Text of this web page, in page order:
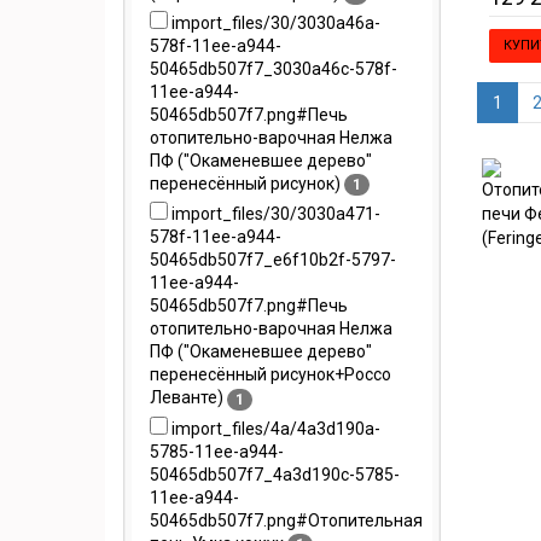
import_files/30/3030a46a-
578f-11ee-a944-
50465db507f7_3030a46c-578f-
11ee-a944-
50465db507f7.png#Печь
отопительно-варочная Нелжа
ПФ ("Окаменевшее дерево"
перенесённый рисунок)
1
import_files/30/3030a471-
578f-11ee-a944-
50465db507f7_e6f10b2f-5797-
11ee-a944-
50465db507f7.png#Печь
отопительно-варочная Нелжа
ПФ ("Окаменевшее дерево"
перенесённый рисунок+Россо
Леванте)
1
import_files/4a/4a3d190a-
5785-11ee-a944-
50465db507f7_4a3d190c-5785-
11ee-a944-
50465db507f7.png#Отопительная
1 2